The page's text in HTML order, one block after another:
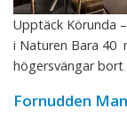
Upptäck Körunda
i Naturen Bara 40
högersvängar bort
Fornudden